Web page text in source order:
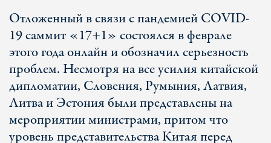
Отложенный в связи с пандемией COVID-
19 саммит «17+1» состоялся в феврале
этого года онлайн и обозначил серьезность
проблем. Несмотря на все усилия китайской
дипломатии, Словения, Румыния, Латвия,
Литва и Эстония были представлены на
мероприятии министрами, притом что
уровень представительства Китая перед